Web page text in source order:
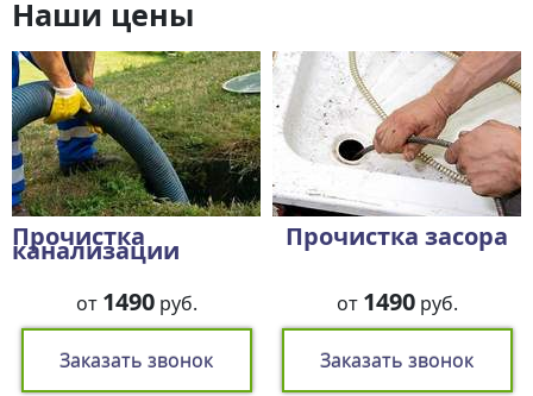
Наши цены
Прочистка
канализации
от 1490руб.
Заказать звонок
Прочистка засора
от 1490руб.
Заказать звонок